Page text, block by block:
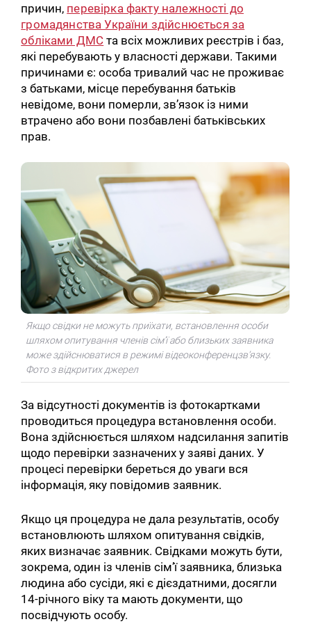
причин, перевірка факту належності до
громадянства України здійснюється за
обліками ДМС та всіх можливих реєстрів і баз,
які перебувають у власності держави. Такими
причинами є: особа тривалий час не проживає
з батьками, місце перебування батьків
невідоме, вони померли, зв’язок із ними
втрачено або вони позбавлені батьківських
прав.
Якщо свідки не можуть приїхати, встановлення особи
шляхом опитування членів сім’ї або близьких заявника
може здійснюватися в режимі відеоконференцзв’язку.
Фото з відкритих джерел
За відсутності документів із фотокартками
проводиться процедура встановлення особи.
Вона здійснюється шляхом надсилання запитів
щодо перевірки зазначених у заяві даних. У
процесі перевірки береться до уваги вся
інформація, яку повідомив заявник.
Якщо ця процедура не дала результатів, особу
встановлюють шляхом опитування свідків,
яких визначає заявник. Свідками можуть бути,
зокрема, один із членів сімʼї заявника, близька
людина або сусіди, які є дієздатними, досягли
14-річного віку та мають документи, що
посвідчують особу.